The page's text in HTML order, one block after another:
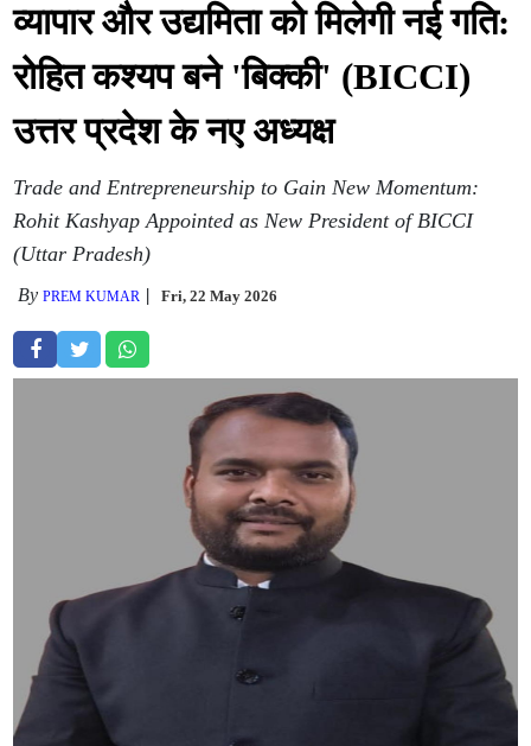
व्यापार और उद्यमिता को मिलेगी नई गति:
रोहित कश्यप बने 'बिक्की' (BICCI)
उत्तर प्रदेश के नए अध्यक्ष
Trade and Entrepreneurship to Gain New Momentum:
Rohit Kashyap Appointed as New President of BICCI
(Uttar Pradesh)
ByPREM KUMAR Fri, 22 May 2026